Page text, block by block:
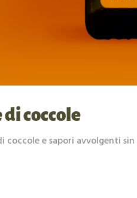
coccole
coccole e sapori avvolgenti